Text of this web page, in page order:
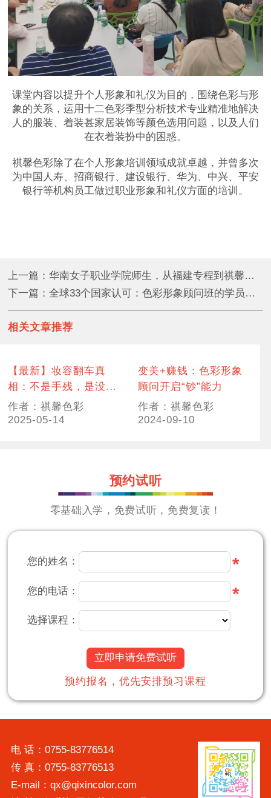
课堂内容以提升个人形象和礼仪为目的，围绕色彩与形
象的关系，运用十二色彩季型分析技术专业精准地解决
人的服装、着装甚家居装饰等颜色选用问题，以及人们
在衣着装扮中的困惑。
祺馨色彩除了在个人形象培训领域成就卓越，并曾多次
为中国人寿、招商银行、建设银行、华为、中兴、平安
银行等机构员工做过职业形象和礼仪方面的培训。
上一篇：华南女子职业学院师生，从福建专程到祺馨进行艺术采风
下一篇：全球33个国家认可：色彩形象顾问班的学员都在学些什么？
相关文章推荐
【最新】妆容翻车真
相：不是手残，是没有
选对你的彩妆
作者：祺馨色彩
2025-05-14
变美+赚钱：色彩形象
顾问开启“钞”能力
作者：祺馨色彩
2024-09-10
预约试听
零基础入学，免费试听，免费复读！
您的姓名： *
您的电话： *
选择课程：
立即申请免费试听
预约报名，优先安排预习课程
电 话：0755-83776514
传 真：0755-83776513
E-mail：qx@qixincolor.com